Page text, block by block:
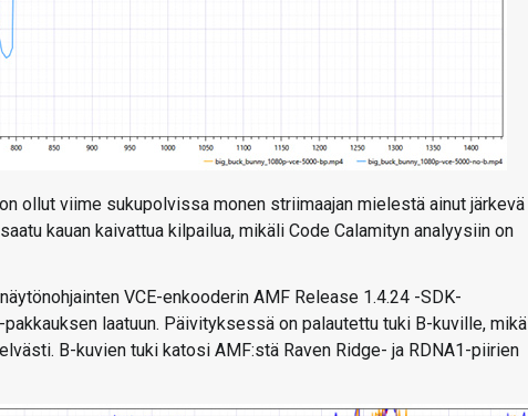
ollut viime sukupolvissa monen striimaajan mielestä ainut järkevä
kauan kaivattua kilpailua, mikäli Code Calamityn analyysiin on
VCE-enkooderin AMF Release 1.4.24 -SDK-
laatuun. Päivityksessä on palautettu tuki B-kuville, mikä
B-kuvien tuki katosi AMF:stä Raven Ridge- ja RDNA1-piirien